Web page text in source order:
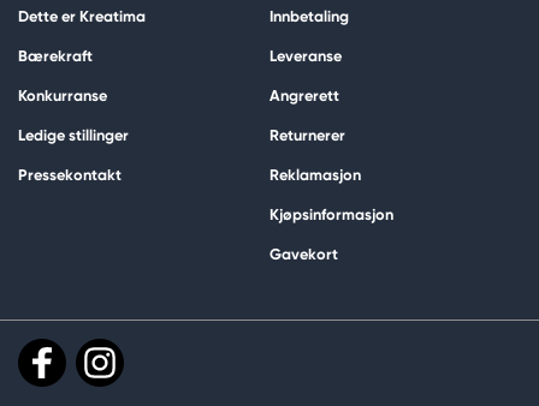
Dette er Kreatima
Bærekraft
Konkurranse
Ledige stillinger
Pressekontakt
Innbetaling
Leveranse
Angrerett
Returnerer
Reklamasjon
Kjøpsinformasjon
Gavekort